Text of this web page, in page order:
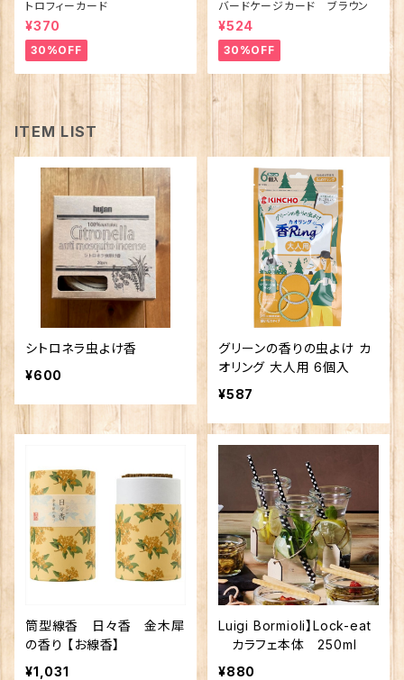
トロフィーカード
¥370
30%OFF
バードケージカード ブラウン
¥524
30%OFF
ITEM LIST
シトロネラ虫よけ香
¥600
グリーンの香りの虫よけ カ
オリング 大人用 6個入
¥587
筒型線香 日々香 金木犀
の香り 【お線香】
¥1,031
Luigi Bormioli】Lock-eat
カラフェ本体 250ml
¥880